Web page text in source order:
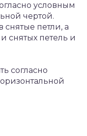
условным
чертой.
петли, а
снятых петель и
согласно